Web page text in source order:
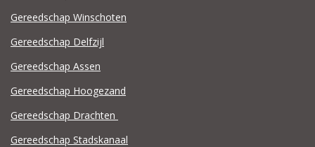
Gereedschap Winschoten
Gereedschap Delfzijl
Gereedschap Assen
Gereedschap Hoogezand
Gereedschap Drachten
Gereedschap Stadskanaal